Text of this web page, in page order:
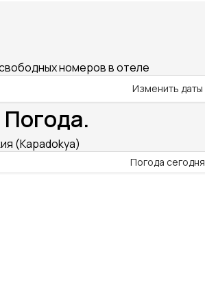
номеров в отеле
Изменить даты
(Kapadokya)
Погода сегодня